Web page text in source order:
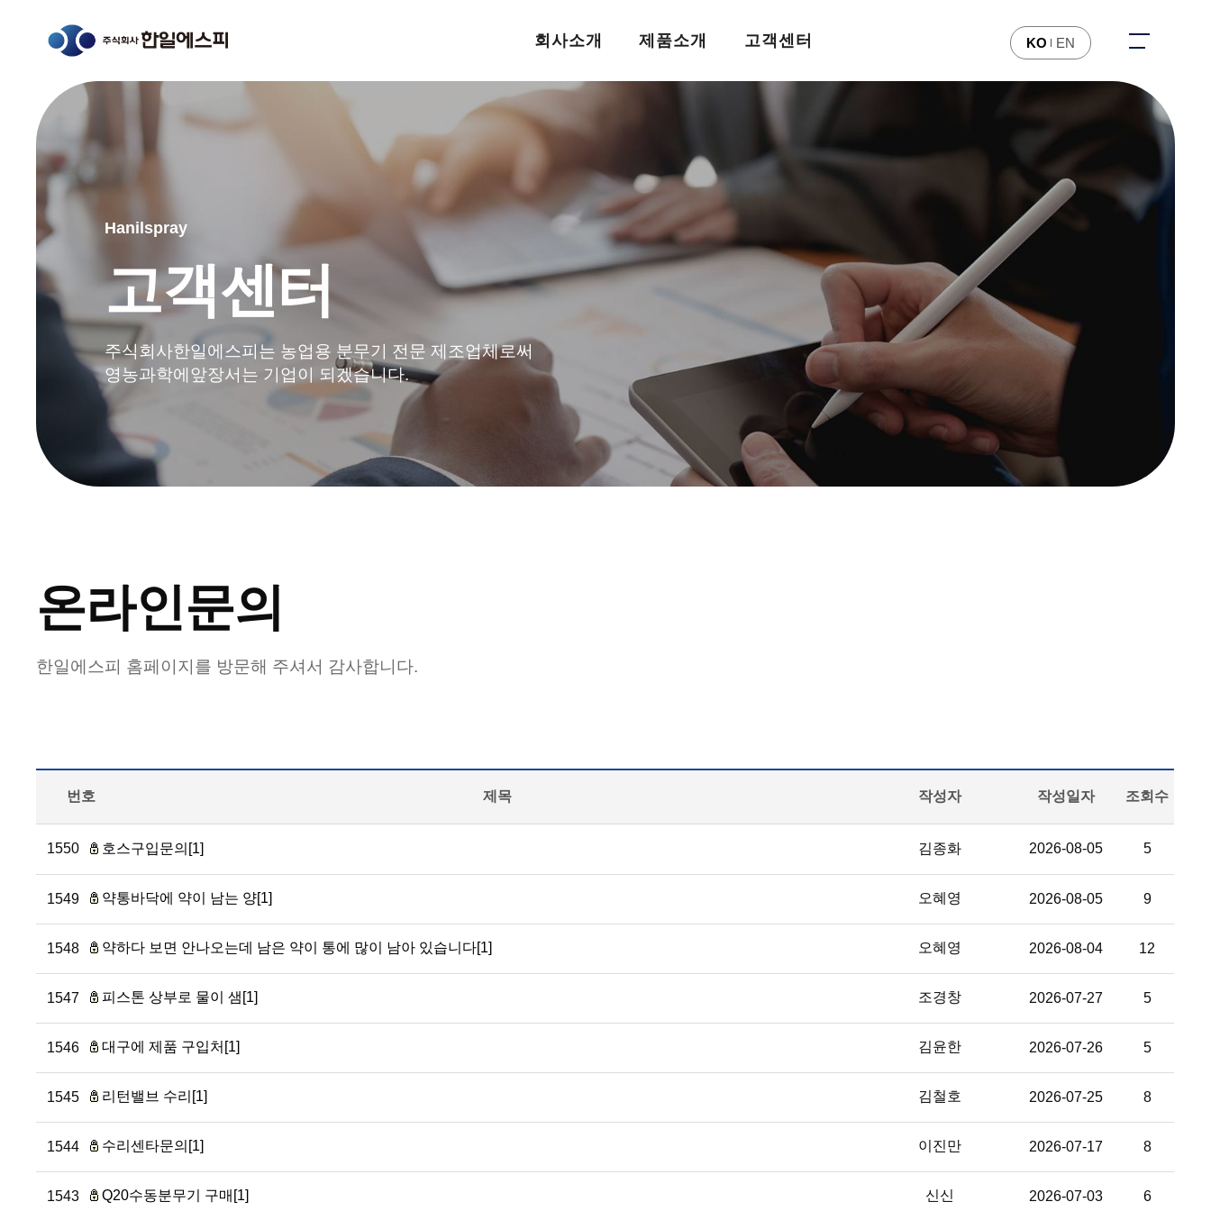
회사소개 제품소개 고객센터 KO EN
Hanilspray
고객센터
주식회사한일에스피는 농업용 분무기 전문 제조업체로써
영농과학에앞장서는 기업이 되겠습니다.
온라인문의
한일에스피 홈페이지를 방문해 주셔서 감사합니다.
번호 제목 작성자 작성일자 조회수
1550 호스구입문의[1] 김종화 2026-08-05 5
1549 약통바닥에 약이 남는 양[1] 오혜영 2026-08-05 9
1548 약하다 보면 안나오는데 남은 약이 통에 많이 남아 있습니다[1] 오혜영 2026-08-04 12
1547 피스톤 상부로 물이 샘[1] 조경창 2026-07-27 5
1546 대구에 제품 구입처[1] 김윤한 2026-07-26 5
1545 리턴밸브 수리[1] 김철호 2026-07-25 8
1544 수리센타문의[1] 이진만 2026-07-17 8
1543 Q20수동분무기 구매[1] 신신 2026-07-03 6